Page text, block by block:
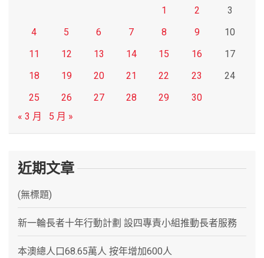
1 2
3
4
5 6 7 8 9
10
11
12 13 14 15 16
17
18
19 20 21 22 23
24
25
26 27 28 29
30
« 3 月
5 月 »
近期文章
(無標題)
新一輪長者十年行動計劃 設四專責小組推動長者服務
本澳總人口68.65萬人 按年增加600人